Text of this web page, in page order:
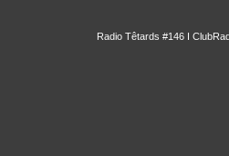
Radio Têtards #146 I